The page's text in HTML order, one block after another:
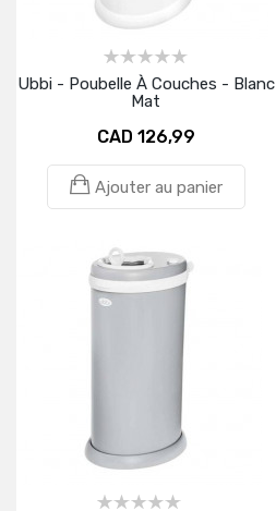
Ubbi - Poubelle À Couches - Blanc
Mat
CAD 126,99
Ajouter au panier